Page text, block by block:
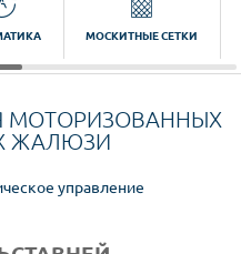
МОСКИТНЫЕ СЕТКИ
МОТОРИЗОВАННЫХ
ЖАЛЮЗИ
управление